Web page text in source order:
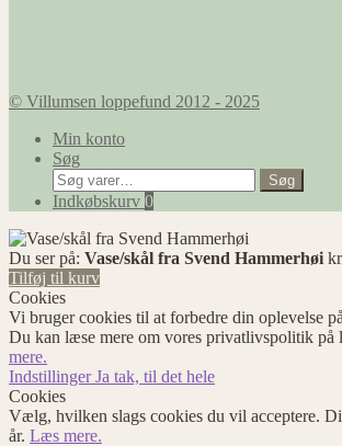
© Villumsen loppefund 2012 - 2025
Min konto
Søg
Søg
efter:
Søg
Indkøbskurv 0
Du ser på: Vase/skål fra Svend Hammerhøi
Tilføj til kurv
Cookies
Vi bruger cookies til at forbedre din oplevelse
Du kan læse mere om vores privatlivspolitik på
mere.
IndstillingerJa tak, til det hele
Cookies
Vælg, hvilken slags cookies du vil acceptere.
år. Læs mere.